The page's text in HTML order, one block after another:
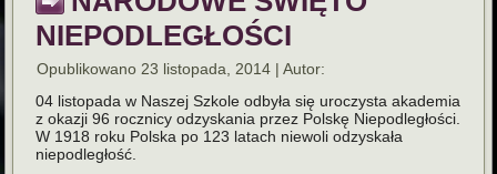
NIEPODLEGŁOŚCI
Opublikowano 23 listopada, 2014 |Autor:
04 listopada w Naszej Szkole odbyła się uroczysta akademia
z okazji 96 rocznicy odzyskania przez Polskę Niepodległości.
W 1918 roku Polska po 123 latach niewoli odzyskała
niepodległość.